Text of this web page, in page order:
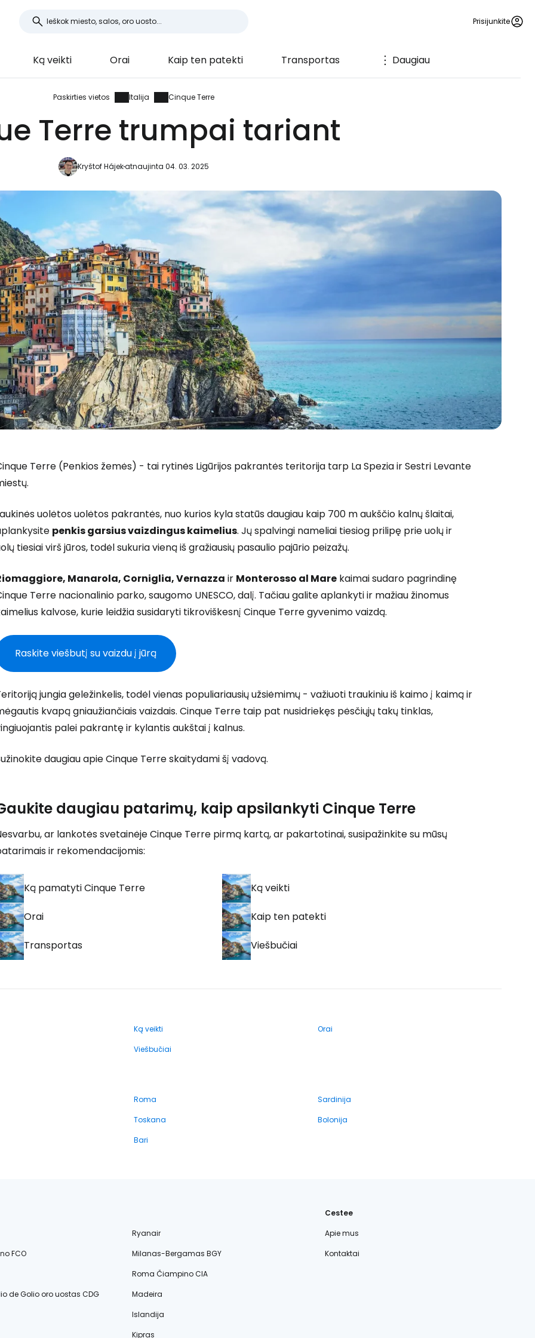
Prisijunkite
Ką veikti Orai Kaip ten patekti Transportas Daugiau
Paskirties vietos Italija Cinque Terre
Terre trumpai tariant
Kryštof Hájekatnaujinta 04. 03. 2025
Terre (Penkios žemės) - tai rytinės Ligūrijos pakrantės teritorija tarp La Spezia ir Sestri Levante
uolėtos uolėtos pakrantės, nuo kurios kyla statūs daugiau kaip 700 m aukščio kalnų šlaitai,
penkis garsius vaizdingus kaimelius. Jų spalvingi nameliai tiesiog prilipę prie uolų ir
tiesiai virš jūros, todėl sukuria vieną iš gražiausių pasaulio pajūrio peizažų.
Manarola, Corniglia, Vernazza ir Monterosso al Mare kaimai sudaro pagrindinę
Terre nacionalinio parko, saugomo UNESCO, dalį. Tačiau galite aplankyti ir mažiau žinomus
kalvose, kurie leidžia susidaryti tikroviškesnį Cinque Terre gyvenimo vaizdą.
Raskite viešbutį su vaizdu į jūrą
jungia geležinkelis, todėl vienas populiariausių užsiėmimų - važiuoti traukiniu iš kaimo į kaimą ir
kvapą gniaužiančiais vaizdais. Cinque Terre taip pat nusidriekęs pėsčiųjų takų tinklas,
palei pakrantę ir kylantis aukštai į kalnus.
daugiau apie Cinque Terre skaitydami šį vadovą.
daugiau patarimų, kaip apsilankyti Cinque Terre
ar lankotės svetainėje Cinque Terre pirmą kartą, ar pakartotinai, susipažinkite su mūsų
ir rekomendacijomis:
Ką pamatyti Cinque Terre Ką veikti
Orai Kaip ten patekti
Transportas Viešbučiai
Ką veikti
Orai
Viešbučiai
Roma
Sardinija
Toskana
Bolonija
Bari
Ryanair
FCO
Milanas-Bergamas BGY
Roma Čiampino CIA
de Golio oro uostas CDG
Madeira
Islandija
Kipras
Cestee
Apie mus
Kontaktai
Prisijunkite prie Cestee
... pasaulinė kelionių bendruomenė
Tęsti su Google
Tęsti su Facebook